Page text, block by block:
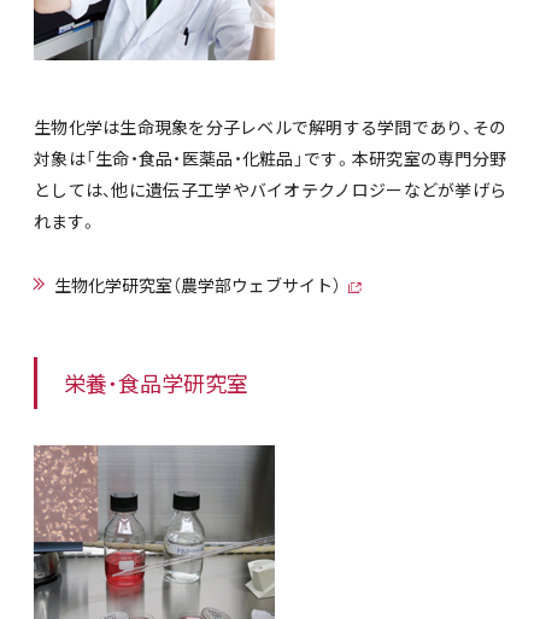
生物化学は生命現象を分子レベルで解明する学問であり、その
対象は「生命・食品・医薬品・化粧品」です。本研究室の専門分野
としては、他に遺伝子工学やバイオテクノロジーなどが挙げら
れます。
生物化学研究室（農学部ウェブサイト）
栄養・食品学研究室